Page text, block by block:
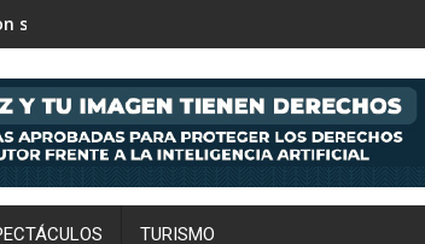
de sentir tanto: Drake, Bruno Mars y más
primera colaboración: así suena el remix de
TURISMO